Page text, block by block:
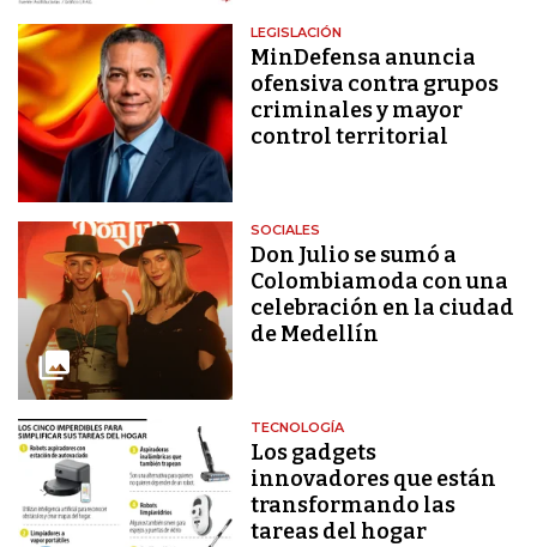
LEGISLACIÓN
MinDefensa anuncia
ofensiva contra grupos
criminales y mayor
control territorial
SOCIALES
Don Julio se sumó a
Colombiamoda con una
celebración en la ciudad
de Medellín
TECNOLOGÍA
Los gadgets
innovadores que están
transformando las
tareas del hogar